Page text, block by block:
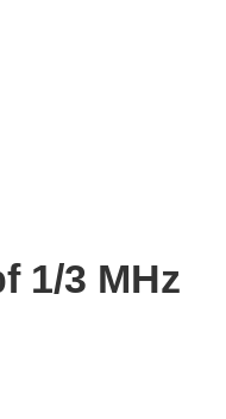
1/3 MHz